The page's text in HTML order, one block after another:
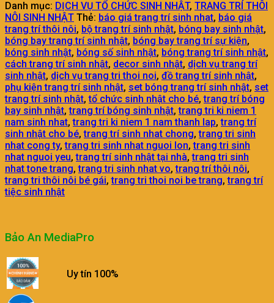
Danh mục: DỊCH VỤ TỔ CHỨC SINH NHẬT, TRANG TRÍ THÔI
NÔI SINH NHẬT Thẻ: báo giá trang trí sinh nhat, báo giá
trang trí thôi nôi, bộ trang trí sinh nhật, bóng bay sinh nhật,
bóng bay trang trí sinh nhật, bóng bay trang trí sự kiện,
bóng sinh nhật, bóng số sinh nhật, bóng trang trí sinh nhật,
cách trang trí sinh nhật, decor sinh nhật, dịch vụ trang trí
sinh nhật, dịch vụ trang tri thoi noi, đồ trang trí sinh nhật,
phụ kiện trang trí sinh nhật, set bóng trang trí sinh nhật, set
trang trí sinh nhật,tổ chức sinh nhật cho bé,trang trí bóng
bay sinh nhật,trang trí bóng sinh nhật,trang tri ki niem 1
nam sinh nhat,trang tri ki niem 1 nam thanh lap,trang trí
sinh nhật cho bé,trang trí sinh nhat chong,trang tri sinh
nhat cong ty,trang tri sinh nhat nguoi lon,trang tri sinh
nhat nguoi yeu,trang trí sinh nhật tại nhà,trang tri sinh
nhat tone trang,trang tri sinh nhat vo,trang trí thôi nôi,
trang tri thôi nôi bé gái,trang tri thoi noi be trang,trang trí
tiệc sinh nhật
Bảo An MediaPro
Uy tín 100%